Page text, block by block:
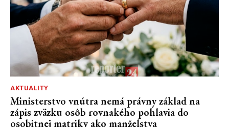
AKTUALITY
Ministerstvo vnútra nemá právny základ na
zápis zväzku osôb rovnakého pohlavia do
osobitnej matriky ako manželstva